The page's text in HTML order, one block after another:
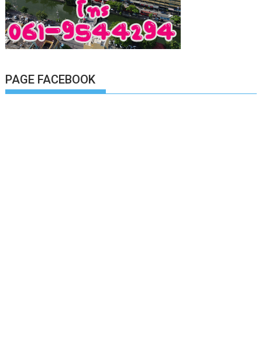
PAGE FACEBOOK